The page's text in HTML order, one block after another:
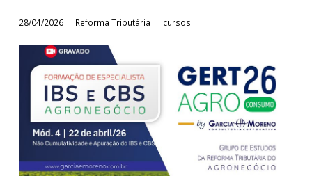
Módulo 5 | A Infraestrutura dos Documentos
Fiscais